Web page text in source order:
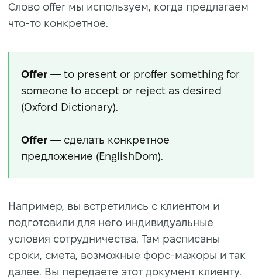
Слово offer мы используем, когда предлагаем
что-то конкретное.
Offer — to present or proffer something for
someone to accept or reject as desired
(Oxford Dictionary).
Offer — сделать конкретное
предложение (EnglishDom).
Например, вы встретились с клиентом и
подготовили для него индивидуальные
условия сотрудничества. Там расписаны
сроки, смета, возможные форс-мажоры и так
далее. Вы передаете этот документ клиенту.